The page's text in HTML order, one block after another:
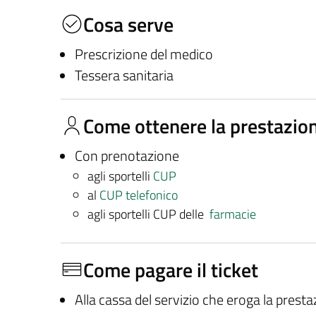
Cosa serve
Prescrizione del medico
Tessera sanitaria
Come ottenere la
Con prenotazione
agli sportelli CUP
al CUP telefonico
agli sportelli CUP delle farmacie
Come pagare il ticket
Alla cassa del servizio che eroga la